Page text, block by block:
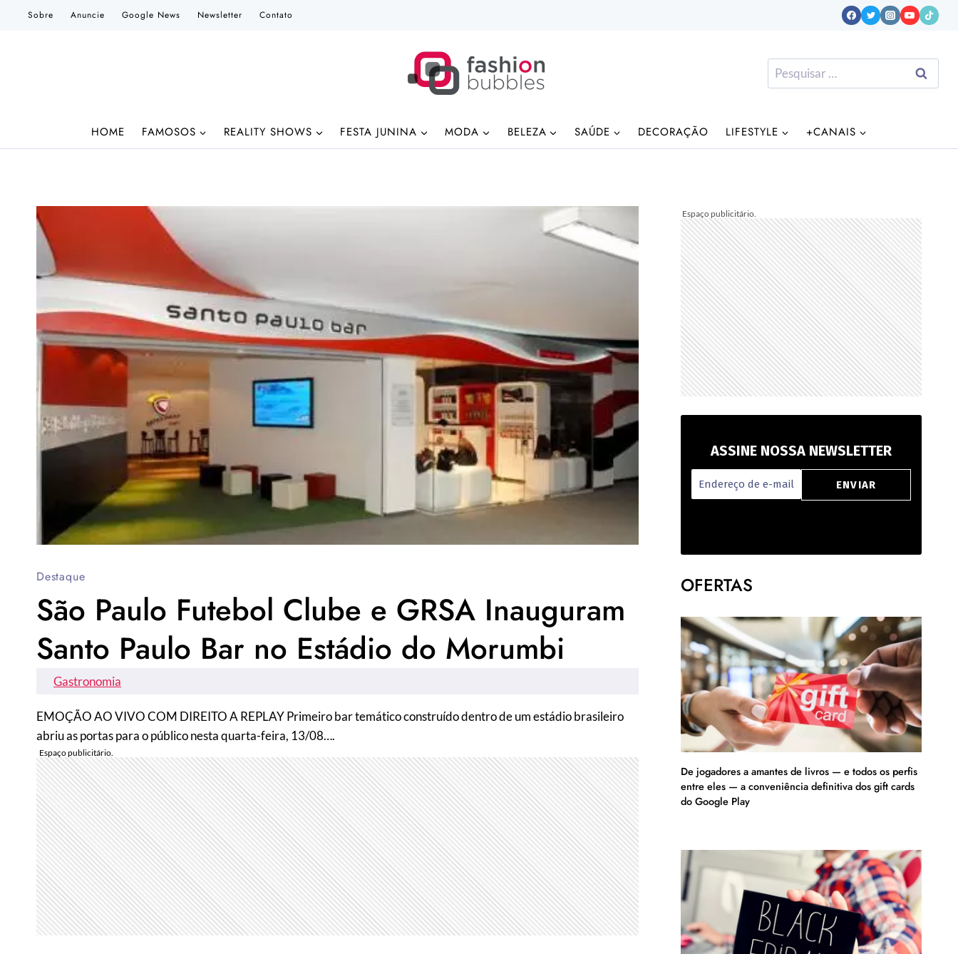
Sobre Anuncie Google News Newsletter Contato
Pesquisar
por:
HOME FAMOSOS REALITY SHOWS FESTA JUNINA MODA BELEZA SAÚDE DECORAÇÃO LIFESTYLE +CANAIS
Destaque
São Paulo Futebol Clube e GRSA Inauguram
Santo Paulo Bar no Estádio do Morumbi
Gastronomia
EMOÇÃO AO VIVO COM DIREITO A REPLAY Primeiro bar temático construído dentro de um estádio brasileiro
abriu as portas para o público nesta quarta-feira, 13/08….
ASSINE NOSSA NEWSLETTER
OFERTAS
De jogadores a amantes de livros — e todos os perfis
entre eles — a conveniência definitiva dos gift cards
do Google Play